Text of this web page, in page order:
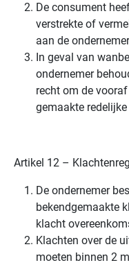
De consument
verstrekte of
aan de
In geval van
ondernemer
recht om de
gemaakte
Artikel 12 –
De ondernemer
bekendgemaakte
klacht
Klachten over de
moeten binnen 2